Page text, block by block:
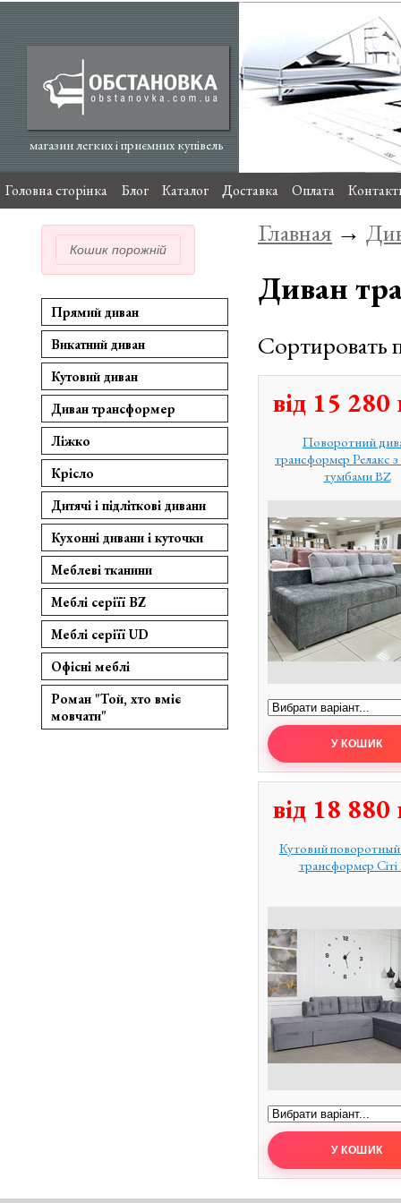
магазин легких і приємних купівель
Головна сторінка Блог Каталог Доставка Оплата
Кошик порожній
Прямий диван
Викатний диван
Кутовий диван
Диван трансформер
Ліжко
Крісло
Дитячі і підліткові дивани
Кухонні дивани і куточки
Меблеві тканини
Меблі серіїї BZ
Меблі серіїї UD
Офісні меблі
Роман "Той, хто вміє
мовчати"
Главная →
Диван
Сортировать
від 15 280
Поворотний
трансформер Релакс
тумбами BZ
від 18 880
Кутовий
трансформер Сіті